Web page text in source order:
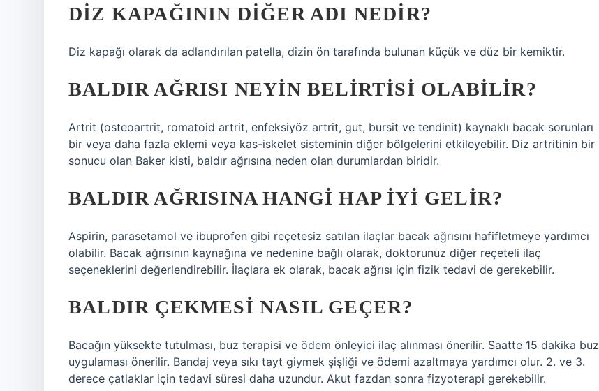
DIZ KAPAĞININ DIĞER ADI NEDIR?
Diz kapağı olarak da adlandırılan patella, dizin ön tarafında bulunan küçük ve düz bir kemiktir.
BALDIR AĞRISI NEYIN BELIRTISI OLABILIR?
Artrit (osteoartrit, romatoid artrit, enfeksiyöz artrit, gut, bursit ve tendinit) kaynaklı bacak sorunları
bir veya daha fazla eklemi veya kas-iskelet sisteminin diğer bölgelerini etkileyebilir. Diz artritinin bir
sonucu olan Baker kisti, baldır ağrısına neden olan durumlardan biridir.
BALDIR AĞRISINA HANGI HAP IYI GELIR?
Aspirin, parasetamol ve ibuprofen gibi reçetesiz satılan ilaçlar bacak ağrısını hafifletmeye yardımcı
olabilir. Bacak ağrısının kaynağına ve nedenine bağlı olarak, doktorunuz diğer reçeteli ilaç
seçeneklerini değerlendirebilir. İlaçlara ek olarak, bacak ağrısı için fizik tedavi de gerekebilir.
BALDIR ÇEKMESI NASIL GEÇER?
Bacağın yüksekte tutulması, buz terapisi ve ödem önleyici ilaç alınması önerilir. Saatte 15 dakika buz
uygulaması önerilir. Bandaj veya sıkı tayt giymek şişliği ve ödemi azaltmaya yardımcı olur. 2. ve 3.
derece çatlaklar için tedavi süresi daha uzundur. Akut fazdan sonra fizyoterapi gerekebilir.